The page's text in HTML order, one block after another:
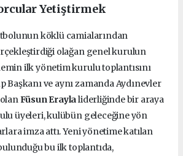
Yetiştirmek
köklü camialarından
olağan genel kurulun
ilk yönetim kurulu toplantısını
Başkanı ve aynı zamanda Aydınevler
Füsun Eraylaliderliğinde bir araya
üyeleri, kulübün geleceğine yön
imza attı. Yeni yönetime katılan
bu ilk toplantıda,